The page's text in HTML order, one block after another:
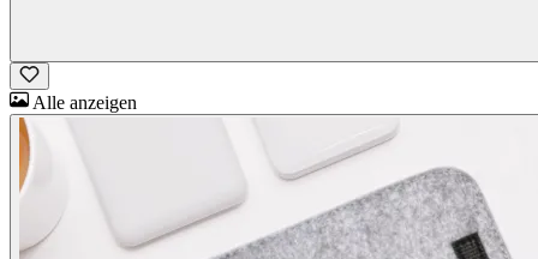
Alle anzeigen